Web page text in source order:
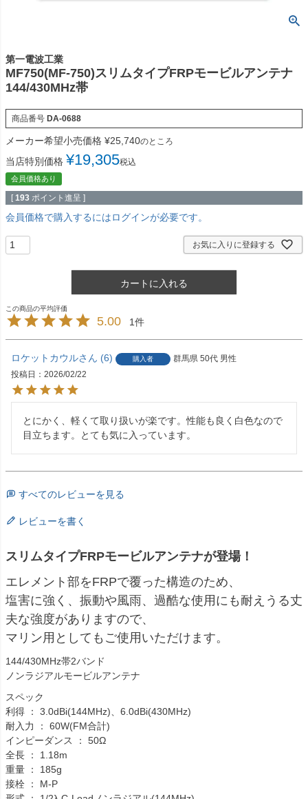
第一電波工業
MF750(MF-750)スリムタイプFRPモービルアンテナ
144/430MHz帯
商品番号 DA-0688
メーカー希望小売価格 ¥25,740のところ
当店特別価格 ¥19,305税込
会員価格あり
[ 193 ポイント進呈 ]
会員価格で購入するにはログインが必要です。
お気に入りに登録する
カートに入れる
5.00 1
ロケットカウル 6 購入者 群馬県 50代 男性
投稿日
2026/02/22
とにかく、軽くて取り扱いが楽です。性能も良く白色なので
目立ちます。とても気に入っています。
すべてのレビューを見る
レビューを書く
スリムタイプFRPモービルアンテナが登場！
エレメント部をFRPで覆った構造のため、
塩害に強く、振動や風雨、過酷な使用にも耐えうる丈
夫な強度がありますので、
マリン用としてもご使用いただけます。
144/430MHz帯2バンド
ノンラジアルモービルアンテナ
スペック
利得 ： 3.0dBi(144MHz)、6.0dBi(430MHz)
耐入力 ： 60W(FM合計)
インピーダンス ： 50Ω
全長 ： 1.18m
重量 ： 185g
接栓 ： M-P